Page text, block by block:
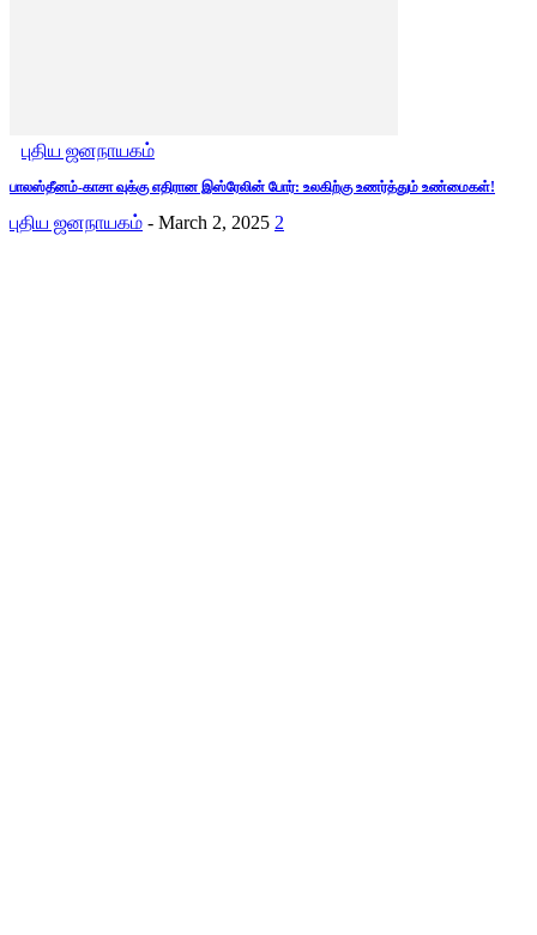
புதிய ஜனநாயகம்
பாலஸ்தீனம்-காசா வுக்கு எதிரான இஸ்ரேலின் போர்: உலகிற்கு உணர்த்தும் உண்மைகள்!
புதிய ஜனநாயகம் - March 2, 2025 2